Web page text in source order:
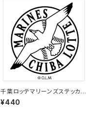
千葉ロッテマリーンズステッカー
1
¥440